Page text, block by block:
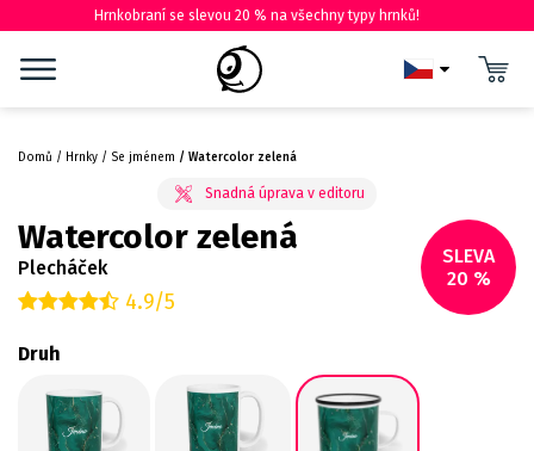
Hrnkobraní se slevou 20 % na všechny typy hrnků!
Domů Hrnky Se jménem Watercolor zelená
SLEVA
20 %
Watercolor zelená
Plecháček
4.9/5
Druh